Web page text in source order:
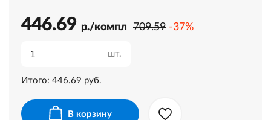
446.69 р./компл 709.59 -37%
шт.
Итого: 446.69 руб.
В корзину